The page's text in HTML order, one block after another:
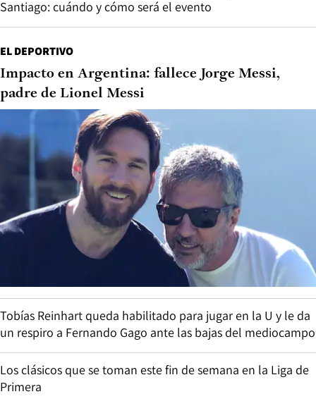
Santiago: cuándo y cómo será el evento
EL DEPORTIVO
Impacto en Argentina: fallece Jorge Messi,
padre de Lionel Messi
Tobías Reinhart queda habilitado para jugar en la U y le da
un respiro a Fernando Gago ante las bajas del mediocampo
Los clásicos que se toman este fin de semana en la Liga de
Primera